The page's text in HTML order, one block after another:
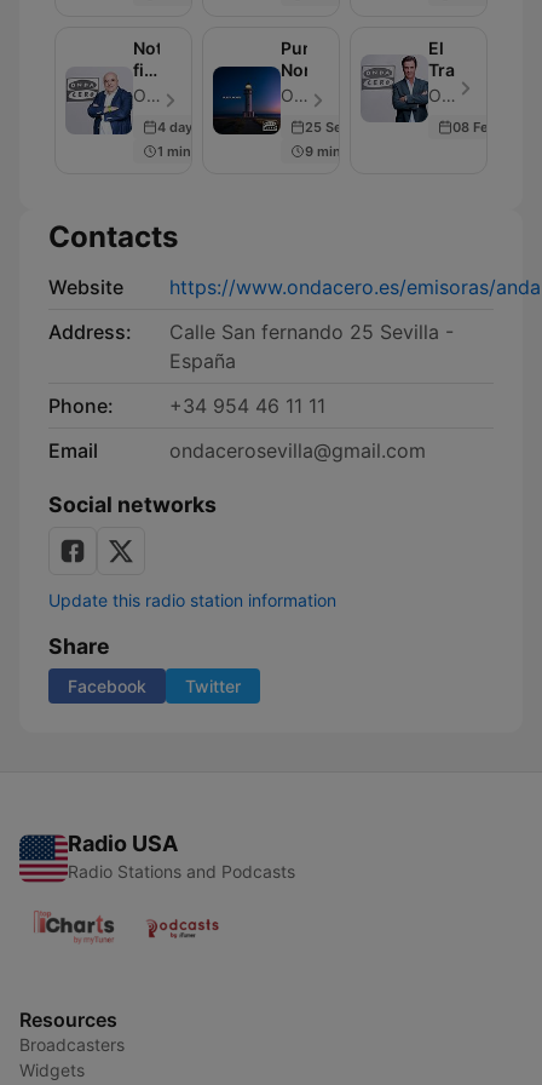
Noticias
fin
de
semana
OndaCero - Episode 297
4 days ago
1 min
Punta
Norte
OndaCero - Episode 300
25 Sep 2025
9 min
El
Transistor
OndaCero - Episode 300
08 Feb 2024
Contacts
Website
https://www.ondacero.es/emisoras/
Address:
Calle San fernando 25 Sevilla -
España
Phone:
+34 954 46 11 11
Email
ondacerosevilla@gmail.com
Social networks
Update this radio station information
Share
Facebook Twitter
Radio USA
Radio Stations and Podcasts
Resources
Broadcasters
Widgets